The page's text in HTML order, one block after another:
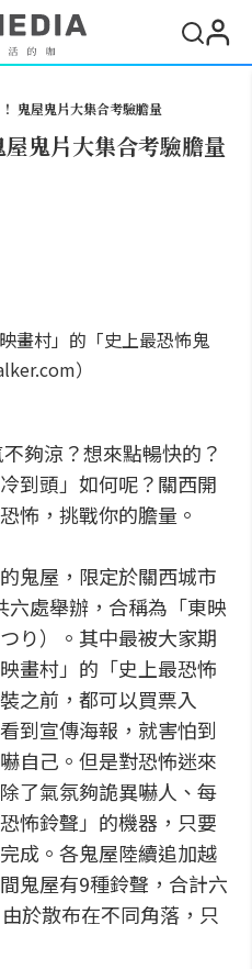
鬼屋鬼片大集合考驗膽量
鬼片大集合考驗膽量
畫村」的「史上最恐怖鬼
）
夠涼？想來點暢快的？
到頭」如何呢？關西開
怖，挑戰你的膽量。
鬼屋，限定於關西城市
六處舉辦，合稱為「東映
り）。其中最被大家期
畫村」的「史上最恐怖
之前，都可以買票入
到宣傳海報，就害怕到
自己。但是對恐怖迷來
了氣氛夠詭異嚇人、每
怖鈴聲」的機器，只要
成。各鬼屋陸續追加越
鬼屋有9種鈴聲，合計六
於散布在不同角落，只